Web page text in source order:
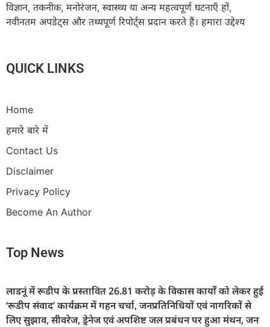
विज्ञान, तकनीक, मनोरंजन, स्वास्थ्य या अन्य महत्वपूर्ण घटनाएँ हों,
नवीनतम अपडेट्स और तथ्यपूर्ण रिपोर्ट्स प्रदान करते हैं। हमारा उद्देश्य
QUICK LINKS
Home
हमारे बारे में
Contact Us
Disclaimer
Privacy Policy
Become An Author
Top News
लाडनूं में रूडीप के प्रस्तावित 26.81 करोड़ के विकास कार्यों को लेकर हुई
‘रूडीप संवाद’ कार्यक्रम में गहन चर्चा, जनप्रतिनिधियों एवं नागरिकों से
लिए सुझाव, सीवरेज, ड्रेनेज एवं अपशिष्ट जल प्रबंधन पर हुआ मंथन, जन